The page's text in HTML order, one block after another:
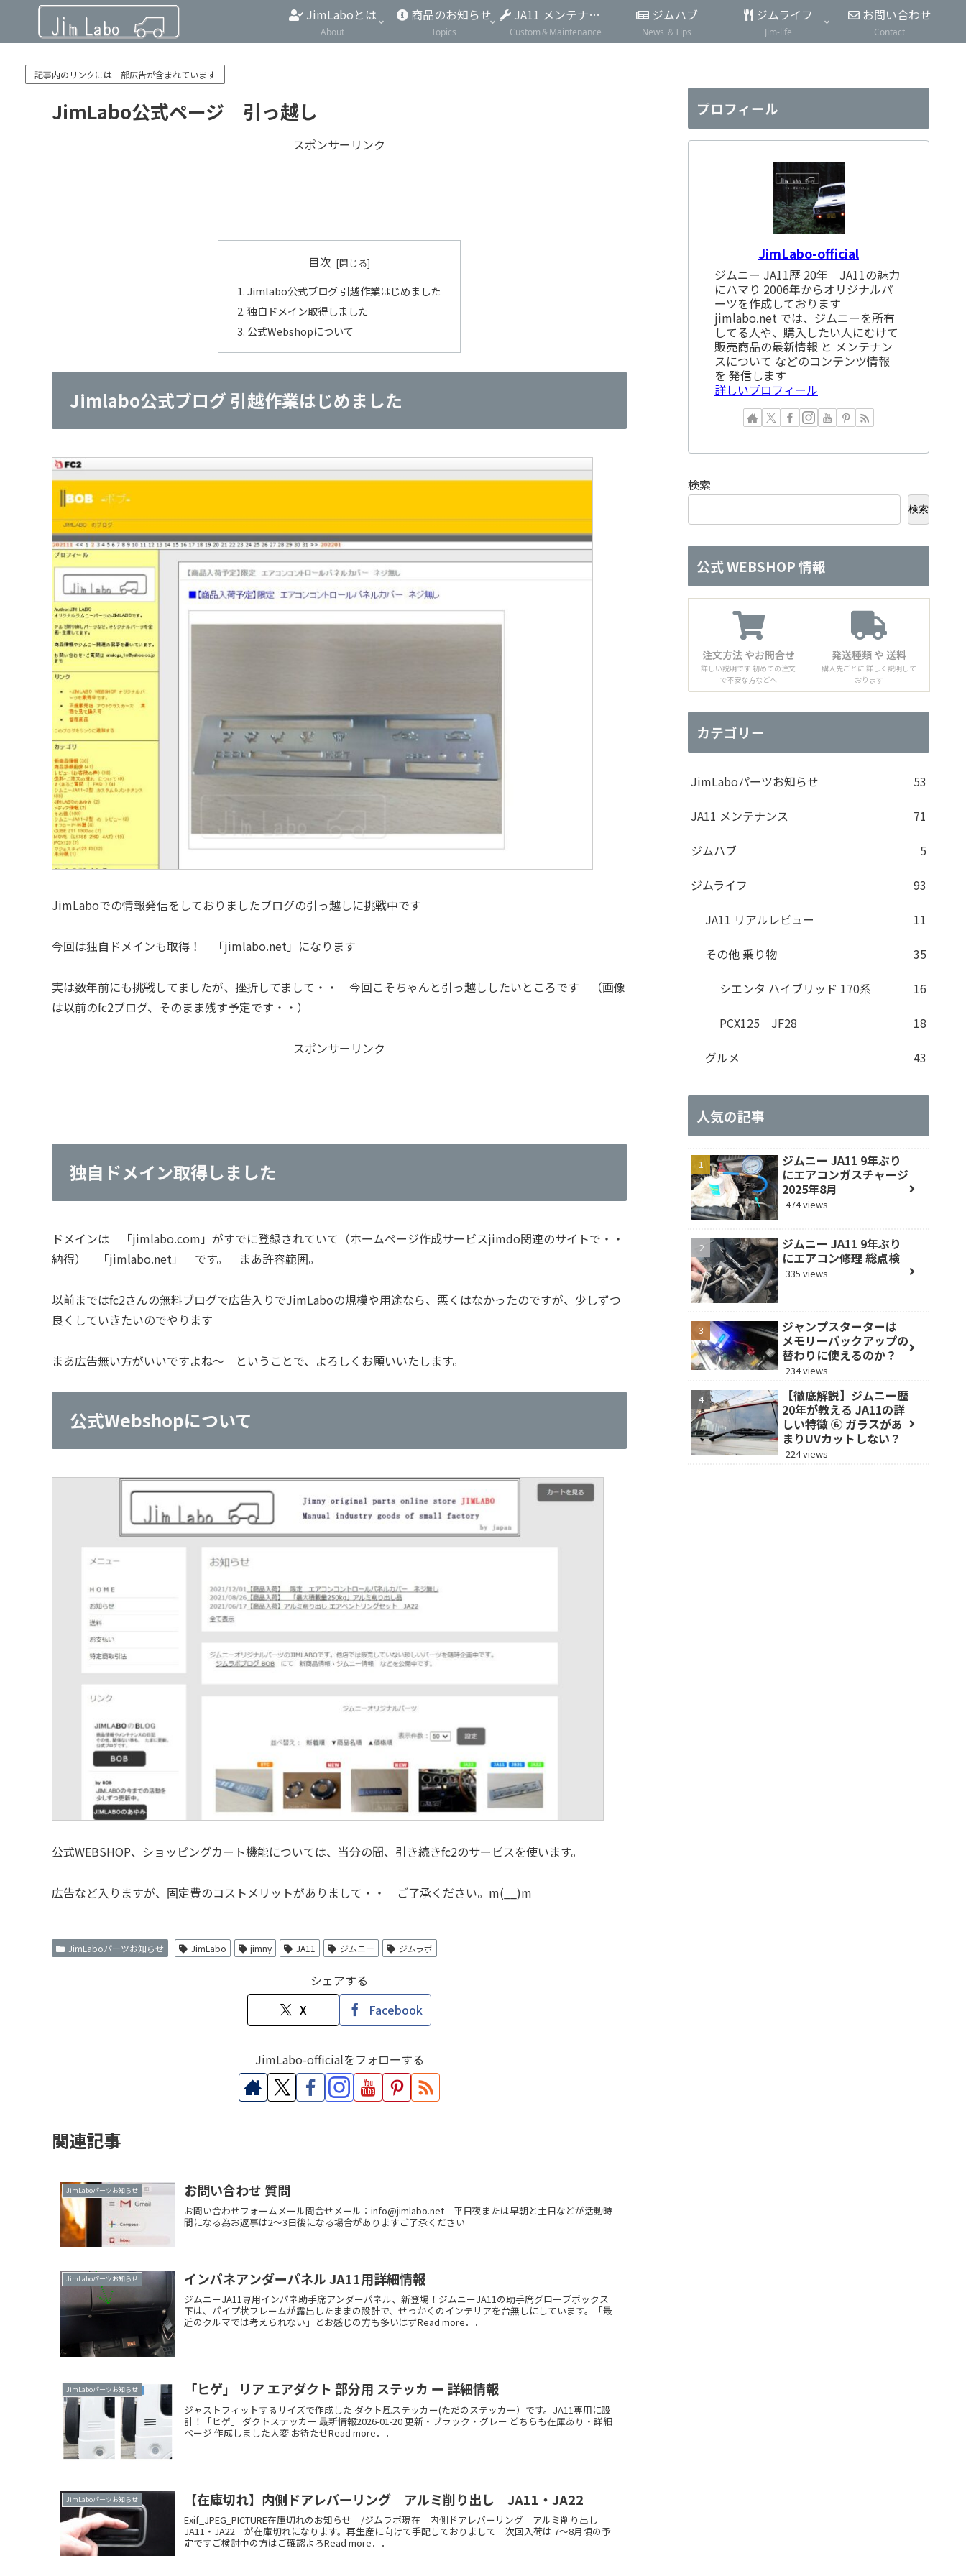
JimLaboとは
About
商品のお知らせ
Topics
JA11 メンテナンス
Custom＆Maintenance
ジムハブ
News ＆Tips
ジムライフ
Jim-life
お問い合わせ
Contact
記事内のリンクには一部広告が含まれています
JimLabo公式ページ 引っ越し
スポンサーリンク
目次
Jimlabo公式ブログ 引越作業はじめました
独自ドメイン取得しました
公式Webshopについて
Jimlabo公式ブログ 引越作業はじめました
JimLaboでの情報発信をしておりましたブログの引っ越しに挑戦中です
今回は独自ドメインも取得！ 「jimlabo.net」になります
実は数年前にも挑戦してましたが、挫折してまして・・ 今回こそちゃんと引っ越ししたいところです （画像
は以前のfc2ブログ、そのまま残す予定です・・）
スポンサーリンク
独自ドメイン取得しました
ドメインは 「jimlabo.com」がすでに登録されていて（ホームページ作成サービスjimdo関連のサイトで・・
納得） 「jimlabo.net」 です。 まあ許容範囲。
以前まではfc2さんの無料ブログで広告入りでJimLaboの規模や用途なら、悪くはなかったのですが、少しずつ
良くしていきたいのでやります
まあ広告無い方がいいですよね～ ということで、よろしくお願いいたします。
公式Webshopについて
公式WEBSHOP、ショッピングカート機能については、当分の間、引き続きfc2のサービスを使います。
広告など入りますが、固定費のコストメリットがありまして・・ ご了承ください。m(__)m
JimLaboパーツお知らせ JimLabo jimny JA11 ジムニー ジムラボ
シェアする
X
Facebook
JimLabo-officialをフォローする
関連記事
JimLaboパーツお知らせ お問い合わせ 質問
お問い合わせフォームメール問合せメール：info@jimlabo.net 平日夜または早朝と土日などが活動時
間になる為お返事は2～3日後になる場合がありますご了承ください
JimLaboパーツお知らせ インパネアンダーパネル JA11用詳細情報
ジムニーJA11専用インパネ助手席アンダーパネル、新登場！ジムニーJA11の助手席グローブボックス
下は、パイプ状フレームが露出したままの設計で、せっかくのインテリアを台無しにしています。「最
近のクルマでは考えられない」とお感じの方も多いはずRead more．．
JimLaboパーツお知らせ 「ヒゲ」 リア エアダクト 部分用 ステッカ ー 詳細情報
ジャストフィットするサイズで作成した ダクト風ステッカー(ただのステッカー）です。JA11専用に設
計！「ヒゲ」 ダクトステッカー 最新情報2026-01-20 更新・ブラック・グレー どちらも在庫あり・詳細
ページ 作成しました大変 お待たせRead more．．
JimLaboパーツお知らせ 【在庫切れ】内側ドアレバーリング アルミ削り出し JA11・JA22
Exif_JPEG_PICTURE在庫切れのお知らせ /ジムラボ現在 内側ドアレバーリング アルミ削り出し
JA11・JA22 が在庫切れになります。再生産に向けて手配しておりまして 次回入荷は 7～8月頃の予
定ですご検討中の方はご確認よろRead more．．
プロフィール
JimLabo-official
ジムニー JA11歴 20年 JA11の魅力
にハマり 2006年からオリジナルパ
ーツを作成しております
jimlabo.net では、ジムニーを所有
してる人や、購入したい人にむけて
販売商品の最新情報 と メンテナン
スについて などのコンテンツ情報
を 発信します
詳しいプロフィール
検索
検索
公式 WEBSHOP 情報
注文方法 やお問合せ
詳しい説明です 初めての注文
で不安な方などへ
発送種類 や 送料
購入先ごとに 詳しく説明して
おります
カテゴリー
JimLaboパーツお知らせ
53
JA11 メンテナンス
71
ジムハブ
5
ジムライフ
93
JA11 リアルレビュー
11
その他 乗り物
35
シエンタ ハイブリッド 170系
16
PCX125 JF28
18
グルメ
43
人気の記事
ジムニー JA11 9年ぶり
にエアコンガスチャージ
2025年8月
474 views
ジムニー JA11 9年ぶり
にエアコン修理 総点検
335 views
ジャンプスターターは
メモリーバックアップの
替わりに使えるのか？
234 views
【徹底解説】ジムニー歴
20年が教える JA11の詳
しい特徴 ⑥ ガラスがあ
まりUVカットしない？
224 views